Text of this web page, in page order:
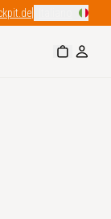
|